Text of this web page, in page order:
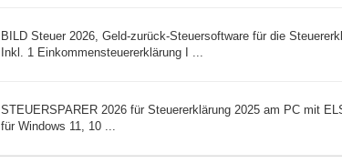
BILD Steuer 2026, Geld-zurück-Steuersoftware für die
Inkl. 1 Einkommensteuererklärung I ...
STEUERSPARER 2026 für Steuererklärung 2025 am PC mit
für Windows 11, 10 ...